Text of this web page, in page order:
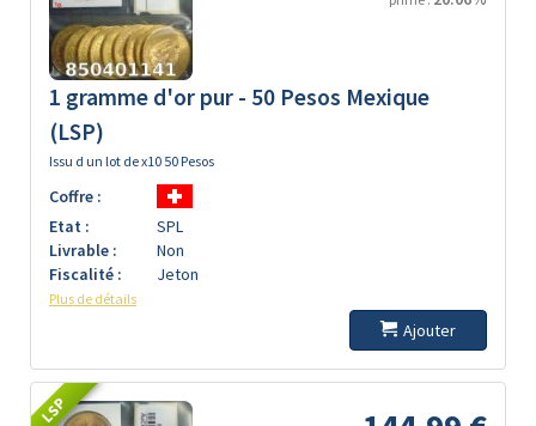
1 gramme d'or pur - 50 Pesos Mexique
(LSP)
Issu d un lot de x10 50 Pesos
Coffre :
Etat :
SPL
Livrable :
Non
Fiscalité :
Jeton
Plus de détails
Ajouter
LSP